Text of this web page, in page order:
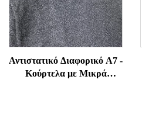
Αντιστατικό Διαφορικό Α7 -
Κούρτελα με Μικρά